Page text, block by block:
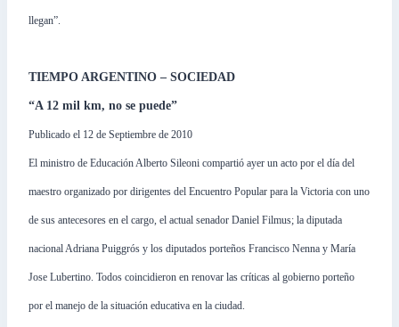
llegan”.
TIEMPO ARGENTINO – SOCIEDAD
“A 12 mil km, no se puede”
Publicado el 12 de Septiembre de 2010
El ministro de Educación Alberto Sileoni compartió ayer un acto por el día del
maestro organizado por dirigentes del Encuentro Popular para la Victoria con uno
de sus antecesores en el cargo, el actual senador Daniel Filmus; la diputada
nacional Adriana Puiggrós y los diputados porteños Francisco Nenna y María
Jose Lubertino. Todos coincidieron en renovar las críticas al gobierno porteño
por el manejo de la situación educativa en la ciudad.